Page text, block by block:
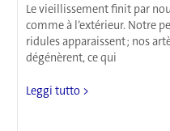
Le vieillissement finit par
comme à l’extérieur. Notre
ridules apparaissent ; nos
dégénèrent, ce qui
Les
Leggi tutto >